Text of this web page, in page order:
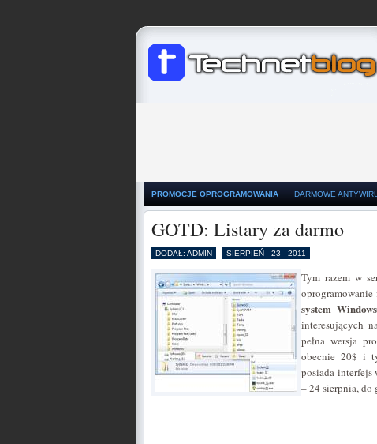
PROMOCJE OPROGRAMOWANIA DARMOWE
GOTD: Listary za darmo
DODAŁ: ADMIN SIERPIEŃ - 23 - 2011
Tym razem w
system
interesujących
pełna wersja
obecnie 20$ i
posiada
– 24 sierpnia, do